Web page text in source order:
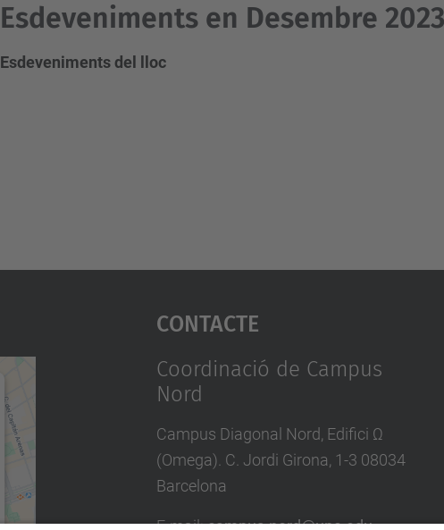
Esdeveniments en Desembre 2023
Esdeveniments del lloc
Contacte
Coordinació de Campus
Nord
Campus Diagonal Nord, Edifici Ω
(Omega). C. Jordi Girona, 1-3 08034
Barcelona
E-mail:campus.nord@upc.edu